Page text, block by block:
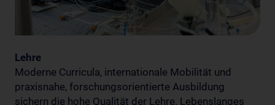
Lehre
Moderne Curricula, internationale Mobilität und
praxisnahe, forschungsorientierte Ausbildung
sichern die hohe Qualität der Lehre. Lebenslanges